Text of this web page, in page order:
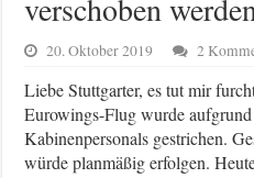
verschoben
20. Oktober 2019 2
Liebe Stuttgarter, es tut mir
Eurowings-Flug wurde aufgrund
Kabinenpersonals gestrichen.
würde planmäßig erfolgen.